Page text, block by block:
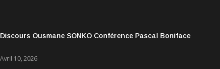
Discours Ousmane SONKO Conférence Pascal Boniface
Avril 10, 2026